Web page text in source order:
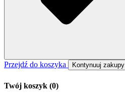
Przejdź do koszyka Kontynuuj zakupy
Twój koszyk (0)